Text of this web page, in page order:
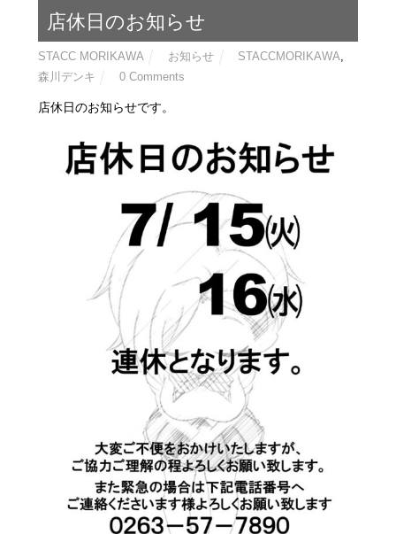
店休日のお知らせ
STACC MORIKAWA お知らせ STACCMORIKAWA
森川デンキ
0 Comments
店休日のお知らせです。